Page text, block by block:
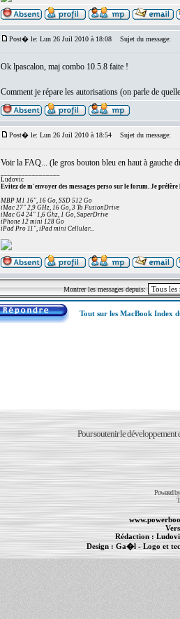
Post� le: Lun 26 Juil 2010 à 18:08 Sujet du message:
Ok lpascalon, maj combo 10.5.8 faite !
Comment je répare les autorisations (on parle de
Post� le: Lun 26 Juil 2010 à 18:54 Sujet du message:
Voir la FAQ... (le gros bouton bleu en haut à gauche
Ludovic
Evitez de m'envoyer des messages perso sur le forum. Je préfère
MBP M1 16", 16 Go, SSD 512 Go
iMac 27" 2,9 GHz, 16 Go, 3 To FusionDrive
iMac G4 24" 1,6 Ghz, 1 Go, SuperDrive
iPhone 12 mini 128 Go
iPad Pro 11", iPad mini Cellular...
Montrer les messages depuis:
Tout sur les MacBook Index
Pour soutenir le développement
Powered
Rédaction :
Design : Ga�l- Logo et
MacBook Pro -